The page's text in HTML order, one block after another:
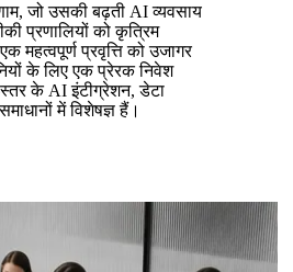
जो उसकी बढ़ती AI व्यवसाय
प्रणालियों को कृत्रिम
महत्वपूर्ण प्रवृत्ति को उजागर
के लिए एक प्रेरक निवेश
स्तर के AI इंटीग्रेशन, डेटा
में विशेषज्ञ हैं।